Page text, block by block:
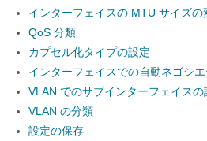
インターフェイスの MTU サイズの
QoS 分類
カプセル化タイプの設定
インターフェイスでの自動ネゴシ
VLAN でのサブインターフェイスの
VLAN の分類
設定の保存